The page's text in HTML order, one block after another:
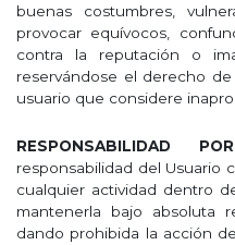
buenas costumbres,
provocar equívocos,
contra la reputación o
reservándose el derecho
usuario que considere
RESPONSABILIDAD
responsabilidad del Usuario
cualquier actividad dentro
mantenerla bajo absoluta
dando prohibida la acción